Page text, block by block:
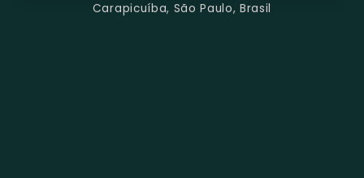
Carapicuíba, São Paulo, Brasil